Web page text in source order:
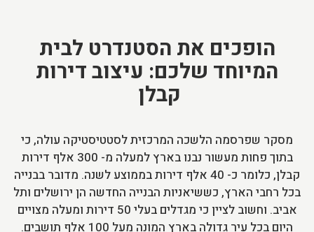
הופכים את הסטנדרט לבית
המיוחד שלכם: עיצוב דירות
קבלן
מסקר שפרסמה הלשכה המרכזית לסטטיסטיקה עולה, כי
בתוך פחות מעשור נבנו בארץ למעלה מ- 300 אלף דירות
קבלן, כלומר כ- 40 אלף דירות בממוצע לשנה. מדובר בבנייה
בכל רחבי הארץ, כששיאניות הבנייה החדשה הן ירושלים ותל
אביב. וחשוב לציין כי מגדלים בעלי 50 דירות ומעלה מצויים
היום בכל עיר גדולה בארץ המונה מעל 100 אלף תושבים.